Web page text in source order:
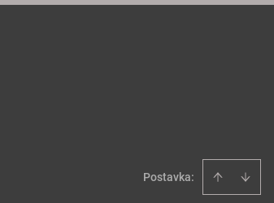
Postavka: